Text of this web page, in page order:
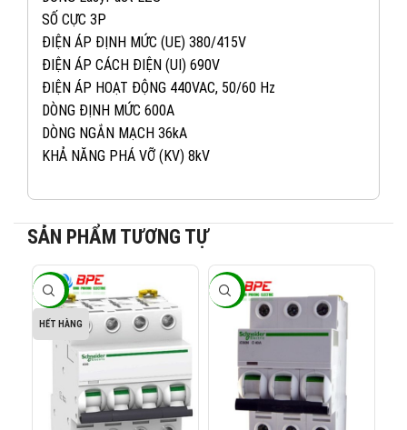
SỐ CỰC 3P
ĐIỆN ÁP ĐỊNH MỨC (UE) 380/415V
ĐIỆN ÁP CÁCH ĐIỆN (UI) 690V
ĐIỆN ÁP HOẠT ĐỘNG 440VAC, 50/60 Hz
DÒNG ĐỊNH MỨC 600A
DÒNG NGẮN MẠCH 36kA
KHẢ NĂNG PHÁ VỠ (KV) 8kV
SẢN PHẨM TƯƠNG TỰ
-40%
HẾT HÀNG
-40%
KINH DOANH 1:
KINH DOANH 2: 0965 101 613
KINH DOANH 3:
KINH DOANH 4: 0823 944 186